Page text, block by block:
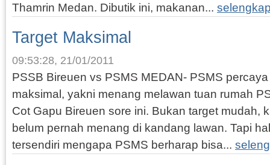
Thamrin Medan. Dibutik ini, makanan...
Target Maksimal
09:53:28, 21/01/2011
PSSB Bireuen vs PSMS MEDAN- PSMS
maksimal, yakni menang melawan tuan rumah
Cot Gapu Bireuen sore ini. Bukan target mudah,
belum pernah menang di kandang lawan. Tapi
tersendiri mengapa PSMS berharap bisa...